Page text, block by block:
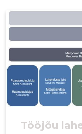
organisatsioonid
inimeste
Tööjõu